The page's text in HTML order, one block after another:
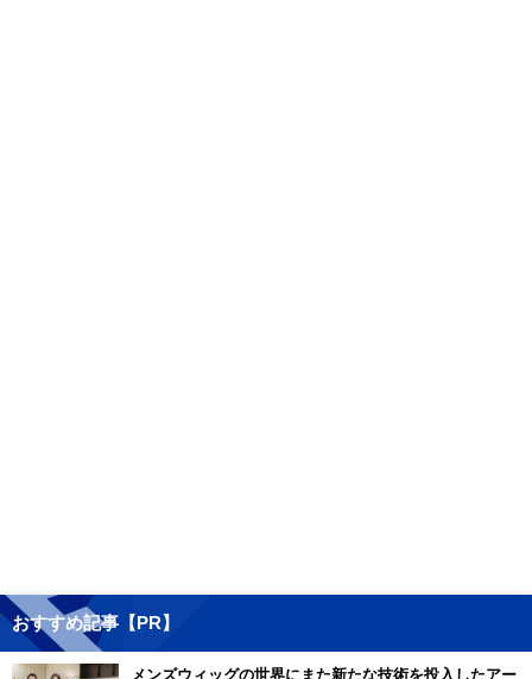
おすすめ記事【PR】
メンズウィッグの世界にまた新たな技術を投入したアー